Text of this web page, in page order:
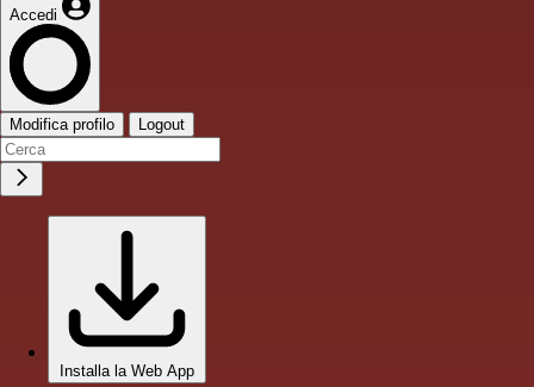
Accedi
Modifica profilo Logout
Installa la Web App